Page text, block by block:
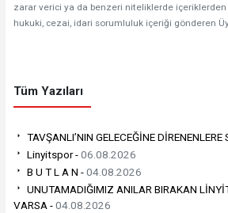
zarar verici ya da benzeri niteliklerde
hukuki, cezai, idari sorumluluk içeriği gönderen
Tüm Yazıları
TAVŞANLI’NIN GELECEĞİNE DİRENENLERE
Linyitspor -06.08.2026
B U T L A N -04.08.2026
UNUTAMADIĞIMIZ ANILAR BIRAKAN
VARSA -04.08.2026